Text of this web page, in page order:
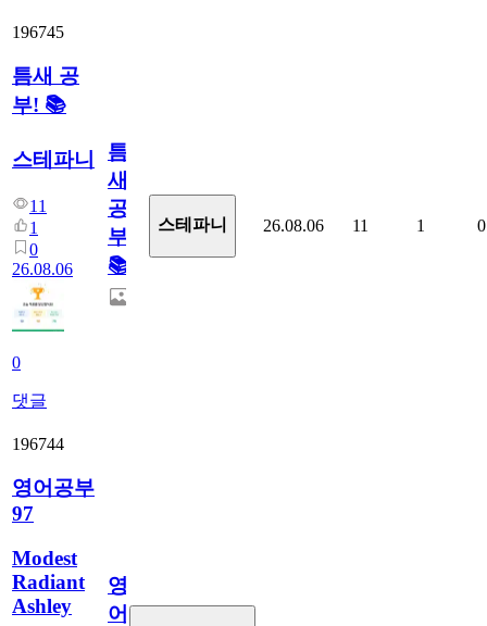
196745
틈새 공
부! 📚
스테파니
11
1
0
26.08.06
0
댓글
틈
새
공
부!
📚
스테파니 26.08.06 11 1 0
196744
영어공부
97
Modest
Radiant
Ashley
영
어